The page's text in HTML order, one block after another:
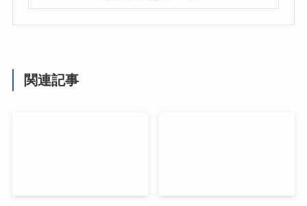
関連記事